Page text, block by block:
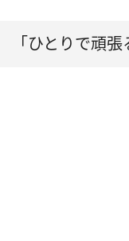
「ひとりで頑